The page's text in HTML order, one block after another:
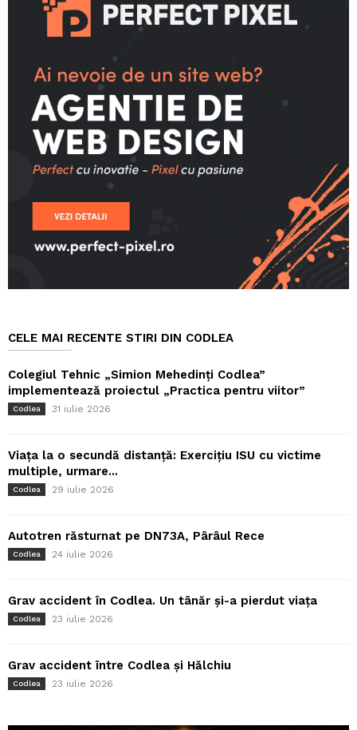
CELE MAI RECENTE STIRI DIN CODLEA
Colegiul Tehnic „Simion Mehedinți Codlea”
implementează proiectul „Practica pentru viitor”
Codlea 31 iulie 2026
Viața la o secundă distanță: Exercițiu ISU cu victime
multiple, urmare...
Codlea 29 iulie 2026
Autotren răsturnat pe DN73A, Pârâul Rece
Codlea 24 iulie 2026
Grav accident în Codlea. Un tânăr și-a pierdut viața
Codlea 23 iulie 2026
Grav accident între Codlea și Hălchiu
Codlea 23 iulie 2026